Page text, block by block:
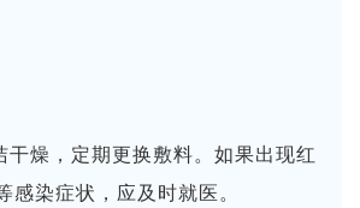
燥，定期更换敷料。 如果出现红
感染症状，应及时就医。